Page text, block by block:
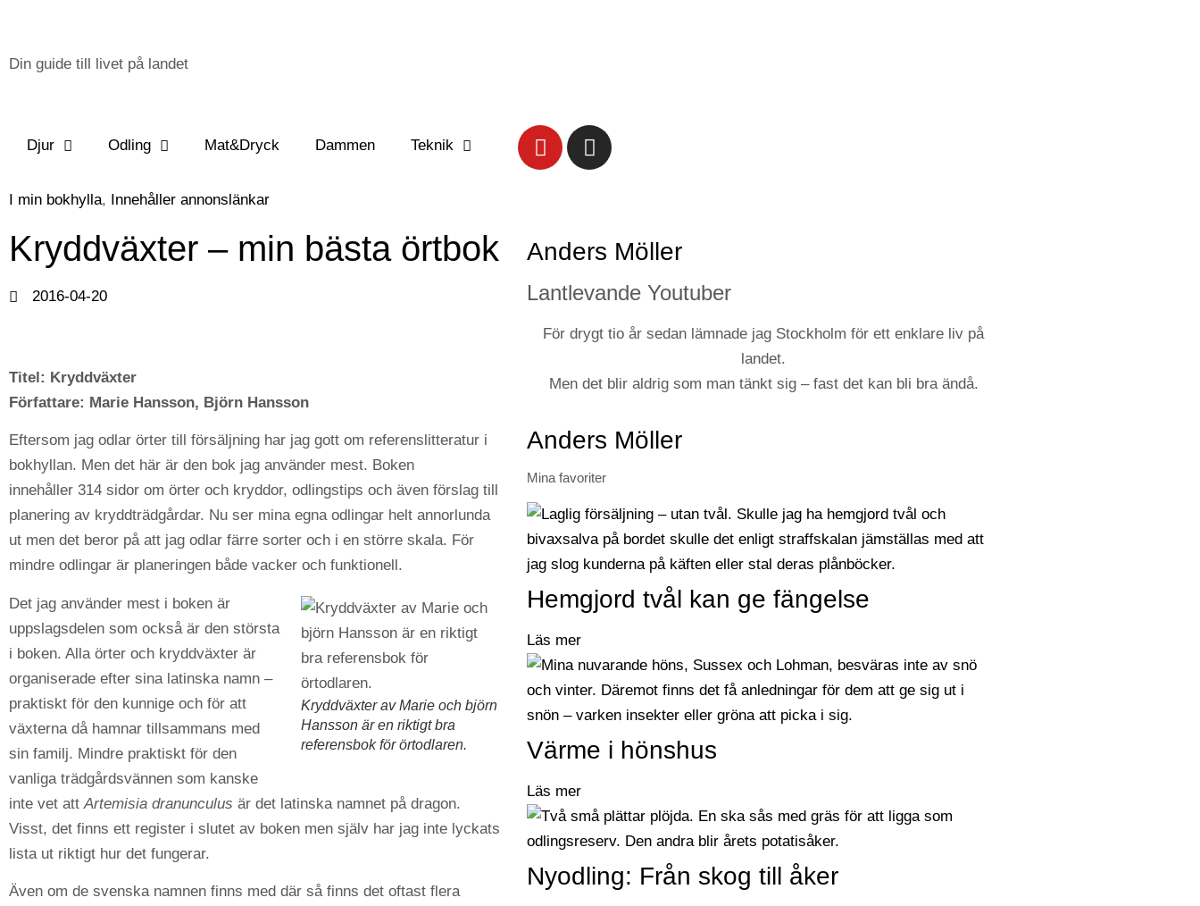
Din guide till livet på landet
Djur Odling Mat&Dryck Dammen Teknik
I min bokhylla, Innehåller annonslänkar
Kryddväxter – min bästa örtbok
2016-04-20
Titel: Kryddväxter
Författare: Marie Hansson, Björn Hansson
Eftersom jag odlar örter till försäljning har jag gott om referenslitteratur i
bokhyllan. Men det här är den bok jag använder mest. Boken
innehåller 314 sidor om örter och kryddor, odlingstips och även förslag till
planering av kryddträdgårdar. Nu ser mina egna odlingar helt annorlunda
ut men det beror på att jag odlar färre sorter och i en större skala. För
mindre odlingar är planeringen både vacker och funktionell.
Kryddväxter av Marie och björn
Hansson är en riktigt bra
referensbok för örtodlaren.
Det jag använder mest i boken är
uppslagsdelen som också är den största
i boken. Alla örter och kryddväxter är
organiserade efter sina latinska namn –
praktiskt för den kunnige och för att
växterna då hamnar tillsammans med
sin familj. Mindre praktiskt för den
vanliga trädgårdsvännen som kanske
inte vet att Artemisia dranunculus är det latinska namnet på dragon.
Visst, det finns ett register i slutet av boken men själv har jag inte lyckats
lista ut riktigt hur det fungerar.
Även om de svenska namnen finns med där så finns det oftast flera
Anders Möller
Lantlevande Youtuber
För drygt tio år sedan lämnade jag Stockholm för ett enklare liv på
landet.
Men det blir aldrig som man tänkt sig – fast det kan bli bra ändå.
Anders Möller
Mina favoriter
Hemgjord tvål kan ge fängelse
Läs mer
Värme i hönshus
Läs mer
Nyodling: Från skog till åker